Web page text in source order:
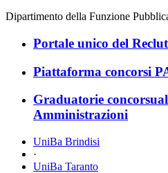
Dipartimento della Funzione
Portale unico del
Piattaforma concorsi
Graduatorie
Amministrazioni
UniBa Brindisi
·
UniBa Taranto